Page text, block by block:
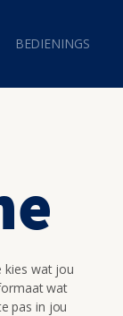
BEDIENINGS
kies wat jou
wat
pas in jou